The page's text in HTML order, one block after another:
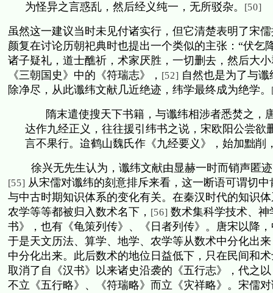
为怪异之言惑乱，然后经义纯一，无所驳杂。
[50]
虽然这一建议当时未见付诸实行，但它清楚表明了宋
颜复在讨论历朝祀典时也提出一个类似的主张：“伏
诸子疑礼，道士醮祈，术家厌胜，一切删去，然后大
《三朝国史》中的《符瑞志》， [52] 自然也是为了与
除净尽，从此谶纬文献几近绝迹，纬学最终成为绝学。
隋末遣使搜天下书籍，与谶纬相涉者悉焚之
达作九经正义，往往援引纬书之说，宋欧阳公尝
言不果行。迨鹤山魏氏作《九经要义》，始加黜削
徐兴无先生认为，谶纬文献由显赫一时而销声匿
[55] 从宋儒对谶纬的刻意排斥来看，这一断语可谓切
与中古时期知识体系的变化有关。在秦汉时代的知识
农学等等都被归入数术名下， [56] 数术集科学技术、
书》，也有《龟策列传》、《日者列传》。唐宋以降
于是天文历法、算学、地学、农学等从数术中分化出
中分化出来。此后数术的地位日益低下，只在民间和
取消了自《汉书》以来诸史沿袭的《五行志》，代之
不立《五行略》、《符瑞略》而立《灾祥略》。宋儒